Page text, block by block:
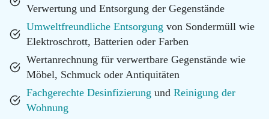
Verwertung und Entsorgung der Gegenstände
Umweltfreundliche Entsorgung von Sondermüll wie
Elektroschrott, Batterien oder Farben
Wertanrechnung für verwertbare Gegenstände wie
Möbel, Schmuck oder Antiquitäten
Fachgerechte Desinfizierung und Reinigung der
Wohnung
100
Email
info@messie-
wohnungen.de